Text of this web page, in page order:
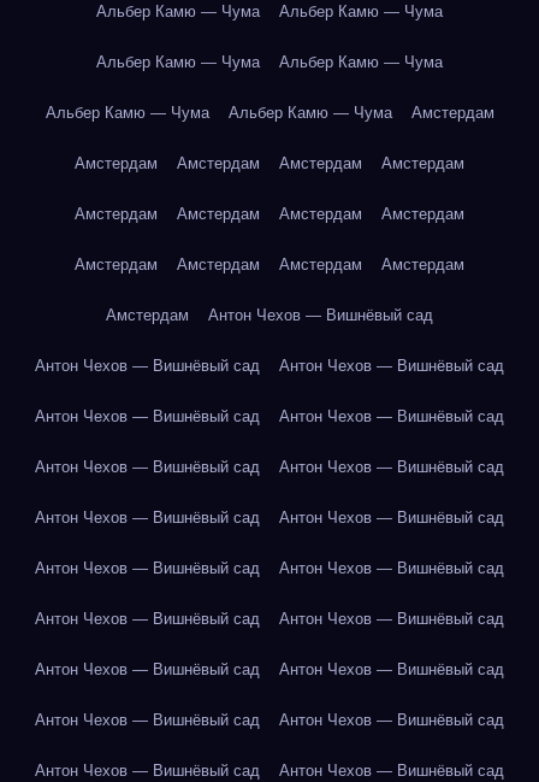
Альбер Камю — Чума Альбер Камю — Чума
Альбер Камю — Чума Альбер Камю — Чума
Альбер Камю — Чума Альбер Камю — Чума Амстердам
Амстердам Амстердам Амстердам Амстердам
Амстердам Амстердам Амстердам Амстердам
Амстердам Амстердам Амстердам Амстердам
Амстердам Антон Чехов — Вишнёвый сад
Антон Чехов — Вишнёвый сад Антон Чехов — Вишнёвый сад
Антон Чехов — Вишнёвый сад Антон Чехов — Вишнёвый сад
Антон Чехов — Вишнёвый сад Антон Чехов — Вишнёвый сад
Антон Чехов — Вишнёвый сад Антон Чехов — Вишнёвый сад
Антон Чехов — Вишнёвый сад Антон Чехов — Вишнёвый сад
Антон Чехов — Вишнёвый сад Антон Чехов — Вишнёвый сад
Антон Чехов — Вишнёвый сад Антон Чехов — Вишнёвый сад
Антон Чехов — Вишнёвый сад Антон Чехов — Вишнёвый сад
Антон Чехов — Вишнёвый сад Антон Чехов — Вишнёвый сад